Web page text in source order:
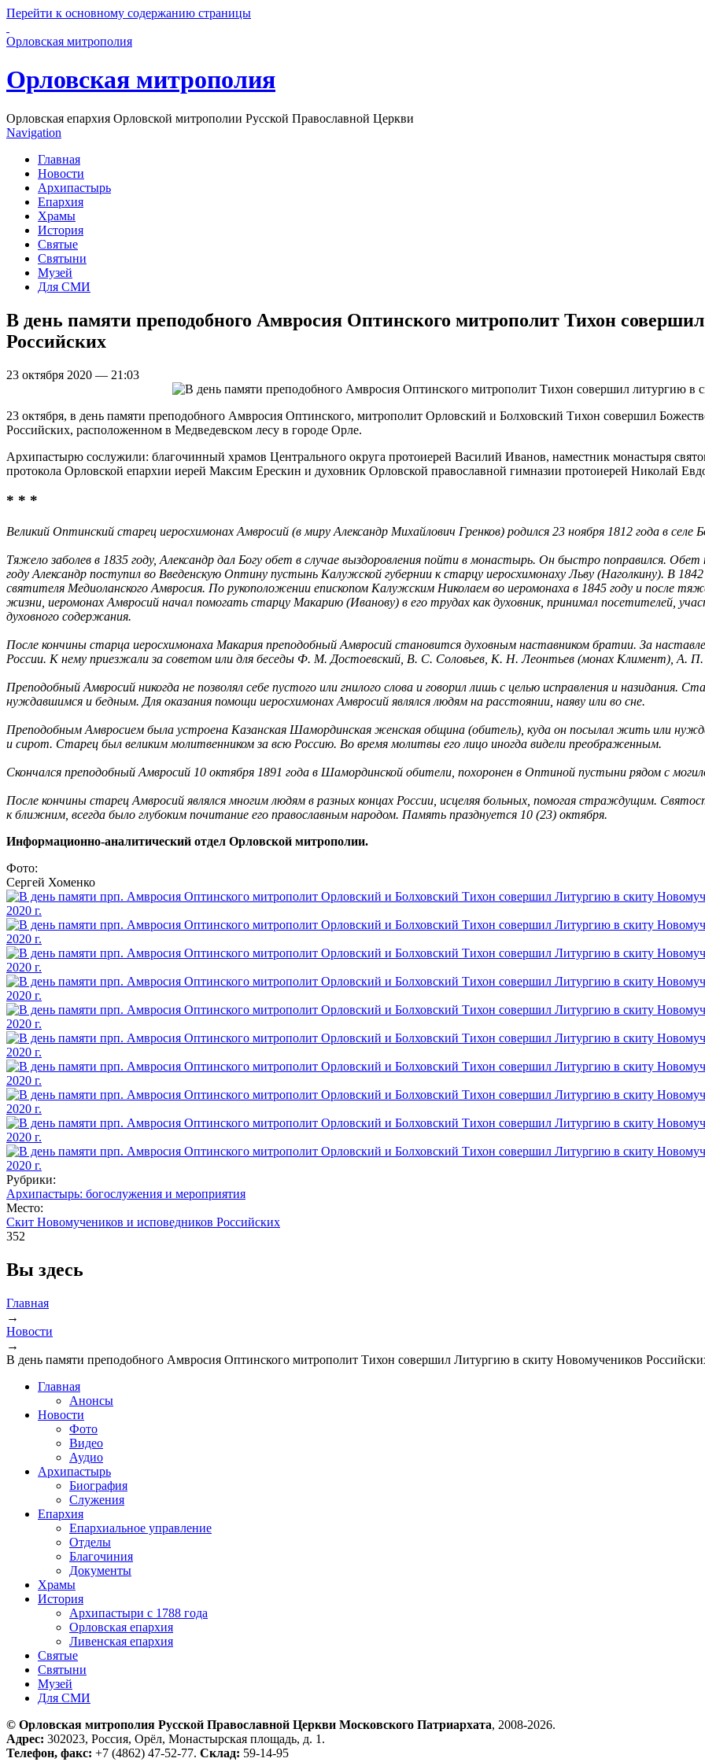
Перейти к основному содержанию страницы
Орловская митрополия
Орловская митрополия
Орловская епархия Орловской митрополии Русской Православной Церкви
Navigation
Главная
Новости
Архипастырь
Епархия
Храмы
История
Святые
Святыни
Музей
Для СМИ
В день памяти преподобного Амвросия Оптинского митрополит Тихон
Российских
23 октября 2020 — 21:03
23 октября, в день памяти преподобного Амвросия Оптинского, митрополит Орловский и Болховский Тихон совершил
Российских, расположенном в Медведевском лесу в городе Орле.
Архипастырю сослужили: благочинный храмов Центрального округа протоиерей Василий Иванов, наместник монастыря
протокола Орловской епархии иерей Максим Ерескин и духовник Орловской православной гимназии протоиерей Николай
* * *
Великий Оптинский старец иеросхимонах Амвросий (в миру Александр Михайлович Гренков) родился 23 ноября 1812 года в селе
Тяжело заболев в 1835 году, Александр дал Богу обет в случае выздоровления пойти в монастырь. Он быстро поправился.
году Александр поступил во Введенскую Оптину пустынь Калужской губернии к старцу иеросхимонаху Льву (Наголкину). В
святителя Медиоланского Амвросия. По рукоположении епископом Калужским Николаем во иеромонаха в 1845 году и после
жизни, иеромонах Амвросий начал помогать старцу Макарию (Иванову) в его трудах как духовник, принимал посетителей,
духовного содержания.
После кончины старца иеросхимонаха Макария преподобный Амвросий становится духовным наставником братии. За
России. К нему приезжали за советом или для беседы Ф. М. Достоевский, В. С. Соловьев, К. Н. Леонтьев (монах Климент), А.
Преподобный Амвросий никогда не позволял себе пустого или гнилого слова и говорил лишь с целью исправления и назидания.
нуждавшимся и бедным. Для оказания помощи иеросхимонах Амвросий являлся людям на расстоянии, наяву или во сне.
Преподобным Амвросием была устроена Казанская Шамординская женская община (обитель), куда он посылал жить или
и сирот. Старец был великим молитвенником за всю Россию. Во время молитвы его лицо иногда видели преображенным.
Скончался преподобный Амвросий 10 октября 1891 года в Шамординской обители, похоронен в Оптиной пустыни рядом с
После кончины старец Амвросий являлся многим людям в разных концах России, исцеляя больных, помогая страждущим.
к ближним, всегда было глубоким почитание его православным народом. Память празднуется 10 (23) октября.
Информационно-аналитический отдел Орловской митрополии.
Фото:
Сергей Хоменко
Рубрики:
Архипастырь: богослужения и мероприятия
Место:
Скит Новомучеников и исповедников Российских
352
Вы здесь
Главная
→
Новости
→
В день памяти преподобного Амвросия Оптинского митрополит Тихон совершил Литургию в скиту Новомучеников
Главная
Анонсы
Новости
Фото
Видео
Аудио
Архипастырь
Биография
Служения
Епархия
Епархиальное управление
Отделы
Благочиния
Документы
Храмы
История
Архипастыри с 1788 года
Орловская епархия
Ливенская епархия
Святые
Святыни
Музей
Для СМИ
© Орловская митрополия Русской Православной Церкви Московского Патриархата, 2008-2026.
Адрес: 302023, Россия, Орёл, Монастырская площадь, д. 1.
Телефон, факс: +7 (4862) 47-52-77. Склад: 59-14-95